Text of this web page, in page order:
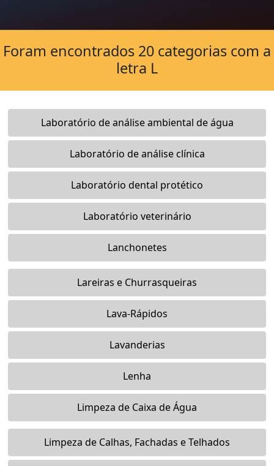
Laboratório de análise ambiental de água
Laboratório de análise clínica
Laboratório dental protético
Laboratório veterinário
Lanchonetes
Lareiras e Churrasqueiras
Lava-Rápidos
Lavanderias
Lenha
Limpeza de Caixa de Água
Limpeza de Calhas, Fachadas e Telhados
Foram encontrados 20 categorias com a
letra L